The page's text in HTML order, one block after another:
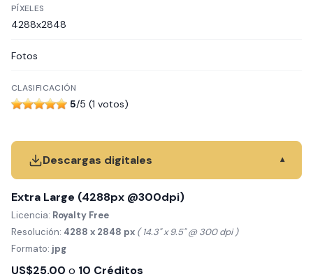
PÍXELES
4288x2848
Fotos
CLASIFICACIÓN
5/5 (1 votos)
Descargas digitales ▾
Extra Large (4288px @300dpi)
Licencia: Royalty Free
Resolución: 4288 x 2848 px ( 14.3" x 9.5" @ 300 dpi )
Formato: jpg
US$25.00 o 10 Créditos